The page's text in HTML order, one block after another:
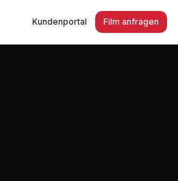
Kundenportal Film anfragen